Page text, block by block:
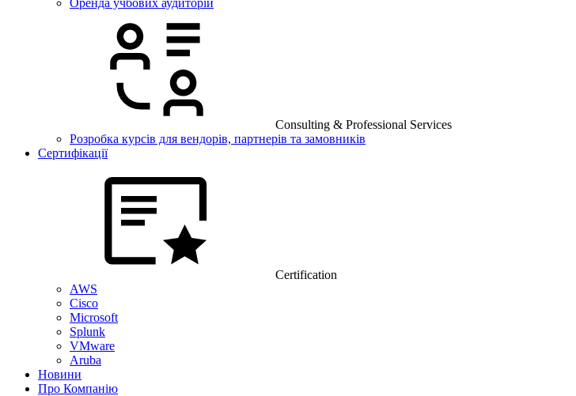
Оренда учбових аудиторій
Consulting & Professional Services
Розробка курсів для вендорів, партнерів та замовників
Сертифікації
Certification
AWS
Cisco
Microsoft
Splunk
VMware
Aruba
Новини
Про Компанію